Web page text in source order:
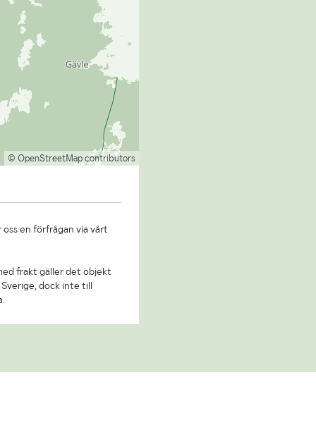
© OpenStreetMap contributors
en förfrågan via vårt
frakt gäller det objekt
dock inte till